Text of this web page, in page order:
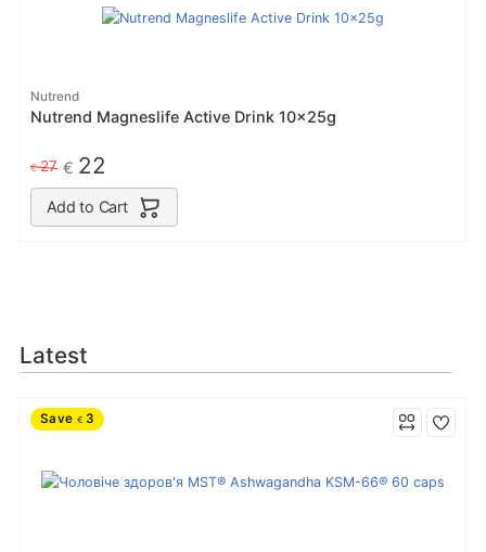
Nutrend
Nutrend Magneslife Active Drink 10x25g
€27 € 22
Add to Cart
Latest
Save € 3